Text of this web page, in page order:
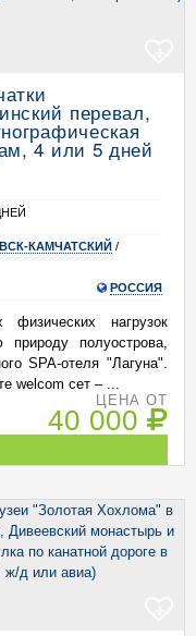
перевал,
4 или 5 дней
КАМЧАТСКИЙ /
РОССИЯ
нагрузок
природу полуострова,
SPA-отеля "Лагуна".
welcom сет – ...
ЦЕНА ОТ
40 000